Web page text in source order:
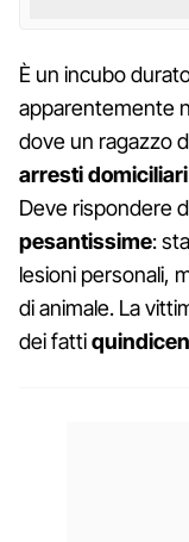
È un incubo
apparentemente
dove un ragazzo
arresti domiciliari
Deve rispondere
pesantissime:
lesioni personali,
di animale. La
dei fatti